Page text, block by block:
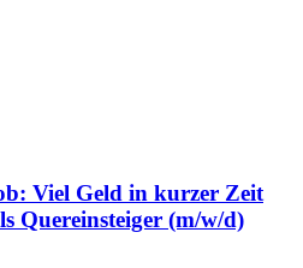
Viel Geld in kurzer Zeit
Quereinsteiger (m/w/d)